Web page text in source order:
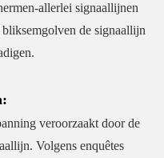
allerlei signaallijnen
de signaallijn
veroorzaakt door de
Volgens enquêtes